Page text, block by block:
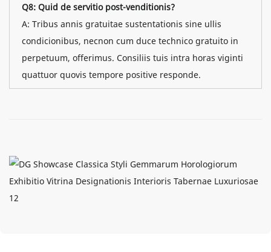
Q8: Quid de servitio post-venditionis?
A: Tribus annis gratuitae sustentationis sine ullis
condicionibus, necnon cum duce technico gratuito in
perpetuum, offerimus. Consiliis tuis intra horas viginti
quattuor quovis tempore positive responde.